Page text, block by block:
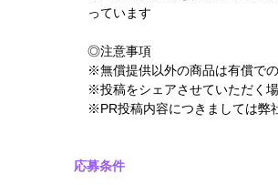
っています
◎注意事項
※無償提供以外の商品は有償で
※投稿をシェアさせていただく
※PR投稿内容につきましては弊
応募条件